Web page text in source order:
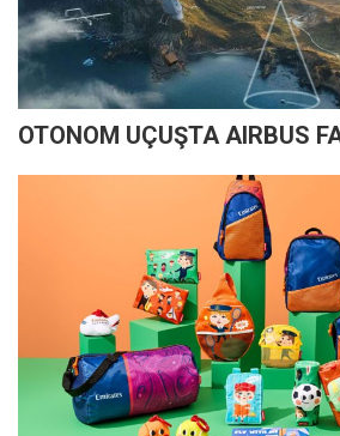
OTONOM UÇUŞTA AIRBUS